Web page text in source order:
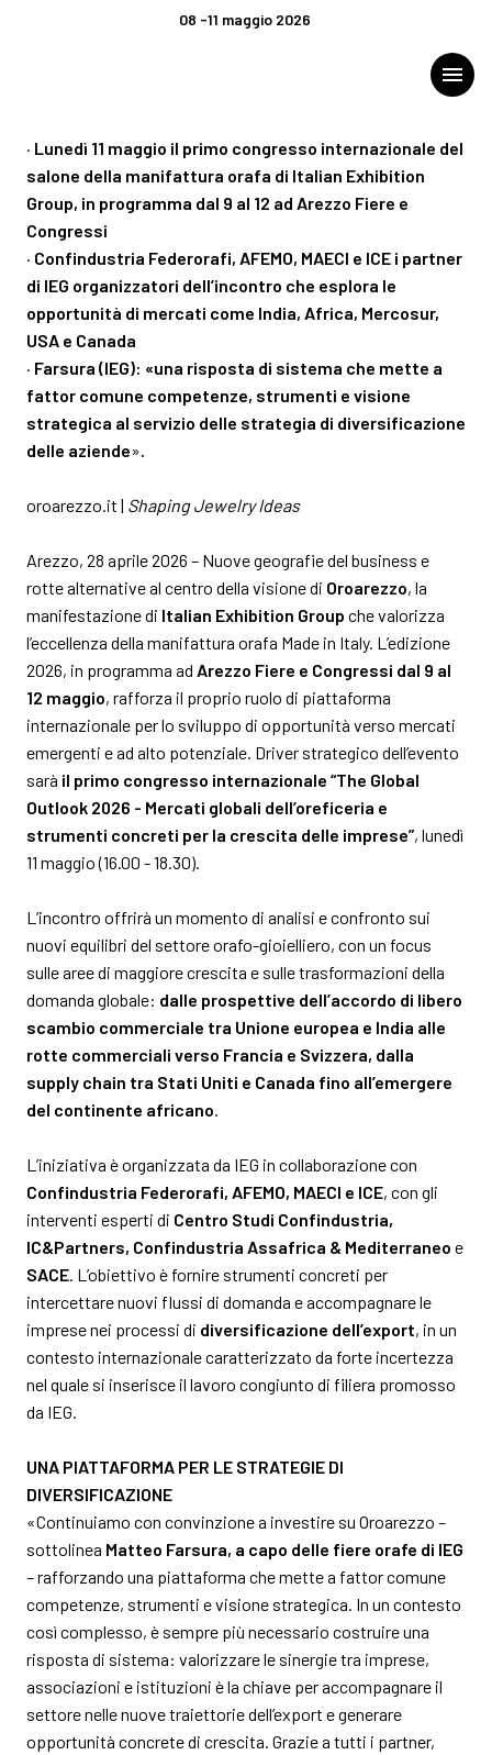
08 -11 maggio 2026
menu
Menù arrow_right
VISITA
ESPONI
CATALOGO ESPOSITORI
EVENTI arrow_right
MEDIA ROOM
VISITA
arrow_circle_right
AREA RISERVATA VISITATORI
person
A cura di: IT
A OROAREZZO LE NUOVE ROTTE
DELL’EXPORT ORAFO NEL PRIMO
· Lunedì 11 maggio il primo congresso internazionale del
salone della manifattura orafa di Italian Exhibition
Group, in programma dal 9 al 12 ad Arezzo Fiere e
Congressi
· Confindustria Federorafi, AFEMO, MAECI e ICE i partner
di IEG organizzatori dell’incontro che esplora le
opportunità di mercati come India, Africa, Mercosur,
USA e Canada
· Farsura (IEG): «una risposta di sistema che mette a
fattor comune competenze, strumenti e visione
strategica al servizio delle strategia di diversificazione
delle aziende».
oroarezzo.it | Shaping Jewelry Ideas
Arezzo, 28 aprile 2026 – Nuove geografie del business e
rotte alternative al centro della visione di Oroarezzo, la
manifestazione di Italian Exhibition Group che valorizza
l’eccellenza della manifattura orafa Made in Italy. L’edizione
2026, in programma ad Arezzo Fiere e Congressi dal 9 al
12 maggio, rafforza il proprio ruolo di piattaforma
internazionale per lo sviluppo di opportunità verso mercati
emergenti e ad alto potenziale. Driver strategico dell’evento
sarà il primo congresso internazionale “The Global
Outlook 2026 - Mercati globali dell’oreficeria e
strumenti concreti per la crescita delle imprese”, lunedì
11 maggio (16.00 - 18.30).
L’incontro offrirà un momento di analisi e confronto sui
nuovi equilibri del settore orafo-gioielliero, con un focus
sulle aree di maggiore crescita e sulle trasformazioni della
domanda globale: dalle prospettive dell’accordo di libero
scambio commerciale tra Unione europea e India alle
rotte commerciali verso Francia e Svizzera, dalla
supply chain tra Stati Uniti e Canada fino all’emergere
del continente africano.
L’iniziativa è organizzata da IEG in collaborazione con
Confindustria Federorafi, AFEMO, MAECI e ICE, con gli
interventi esperti di Centro Studi Confindustria,
IC&Partners, Confindustria Assafrica & Mediterraneo e
SACE. L’obiettivo è fornire strumenti concreti per
intercettare nuovi flussi di domanda e accompagnare le
imprese nei processi di diversificazione dell’export, in un
contesto internazionale caratterizzato da forte incertezza
nel quale si inserisce il lavoro congiunto di filiera promosso
da IEG.
UNA PIATTAFORMA PER LE STRATEGIE DI
DIVERSIFICAZIONE
«Continuiamo con convinzione a investire su Oroarezzo –
sottolinea Matteo Farsura, a capo delle fiere orafe di IEG
– rafforzando una piattaforma che mette a fattor comune
competenze, strumenti e visione strategica. In un contesto
così complesso, è sempre più necessario costruire una
risposta di sistema: valorizzare le sinergie tra imprese,
associazioni e istituzioni è la chiave per accompagnare il
settore nelle nuove traiettorie dell’export e generare
opportunità concrete di crescita. Grazie a tutti i partner,